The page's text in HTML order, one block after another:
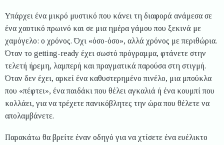
Υπάρχει ένα μικρό μυστικό που κάνει τη διαφορά ανάμεσα σε
ένα χαοτικό πρωινό και σε μια ημέρα γάμου που ξεκινά με
χαμόγελο: ο χρόνος. Όχι «όσο-όσο», αλλά χρόνος με περιθώρια.
Όταν το getting-ready έχει σωστό πρόγραμμα, φτάνετε στην
τελετή ήρεμη, λαμπερή και πραγματικά παρούσα στη στιγμή.
Όταν δεν έχει, αρκεί ένα καθυστερημένο πινέλο, μια μπούκλα
που «πέφτει», ένα παιδάκι που θέλει αγκαλιά ή ένα κουμπί που
κολλάει, για να τρέχετε πανικόβλητες την ώρα που θέλετε να
απολαμβάνετε.
Παρακάτω θα βρείτε έναν οδηγό για να χτίσετε ένα ευέλικτο